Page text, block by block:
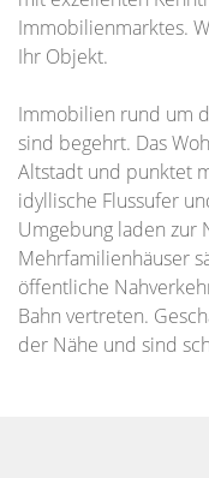
Immobilienmarktes.
Ihr Objekt.
Immobilien rund um
sind begehrt. Das
Altstadt und punktet
idyllische Flussufer
Umgebung laden zur
Mehrfamilienhäuser
öffentliche
Bahn vertreten.
der Nähe und sind